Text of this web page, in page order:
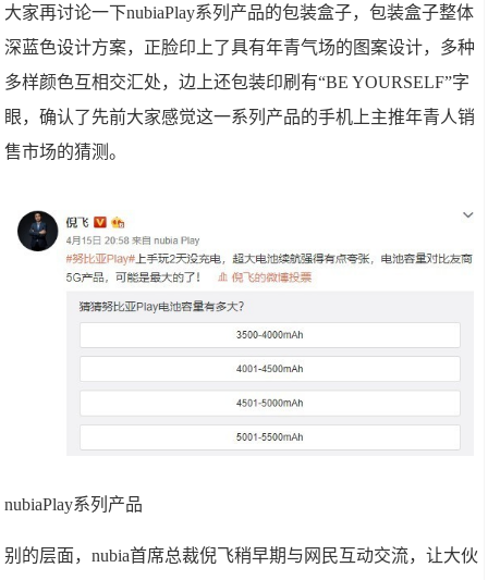
大家再讨论一下nubiaPlay系列产品的包装盒子，包装盒子整体
深蓝色设计方案，正脸印上了具有年青气场的图案设计，多种
多样颜色互相交汇处，边上还包装印刷有“BE YOURSELF”字
眼，确认了先前大家感觉这一系列产品的手机上主推年青人销
售市场的猜测。
nubiaPlay系列产品
别的层面，nubia首席总裁倪飞稍早期与网民互动交流，让大伙